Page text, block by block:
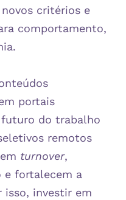
critérios e
comportamento,
portais
futuro do trabalho
remotos
turnover,
e fortalecem a
isso, investir em